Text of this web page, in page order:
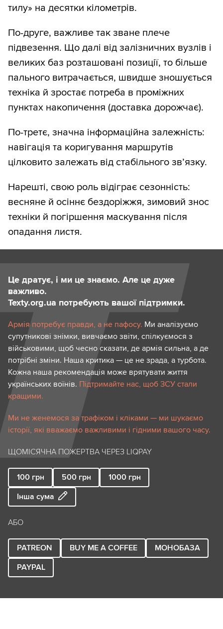
тилу» на десятки кілометрів.
По-друге, важливе так зване плече
підвезення. Що далі від залізничних вузлів і
великих баз розташовані позиції, то більше
пального витрачається, швидше зношується
техніка й зростає потреба в проміжних
пунктах накопичення (доставка дорожчає).
По-третє, значна інформаційна залежність:
навігація та коригування маршрутів
цілковито залежать від стабільного зв’язку.
Нарешті, свою роль відіграє сезонність:
весняне й осіннє бездоріжжя, зимовий знос
техніки й погіршення маскування після
опадання листя.
Це дратує, і ми це знаємо. Але це дуже
важливо.
Texty.org.ua потребують вашої підтримки.
Армія потребує правди, а не пафосу. Ми аналізуємо
супутникові знімки, вивчаємо звіти, спілкуємося з
військовими, щоб чесно сказати, де армія сильна, а де
потрібні зміни. Наша критика — це не зрада, а турбота.
Кожна наша рекомендація може врятувати життя
українських воїнів. Підтримайте нас, щоб ЗСУ стали
кращими.
Ми не женемося за трафіком і кліками — ми шукаємо
історії, які вважаємо важливими і гідними вашого часу.
ЩОМІСЯЧНА ПОЖЕРТВА ЧЕРЕЗ LIQPAY
100 грн 500 грн 1000 грн
Інша сума
АБО
PATREON BUY ME A COFFEE
МОНОБАЗА
PAYPAL